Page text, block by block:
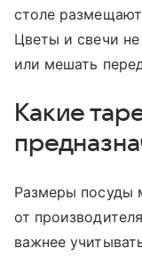
столе
Цветы и свечи
или мешать
Какие
Размеры посуды
от
важнее